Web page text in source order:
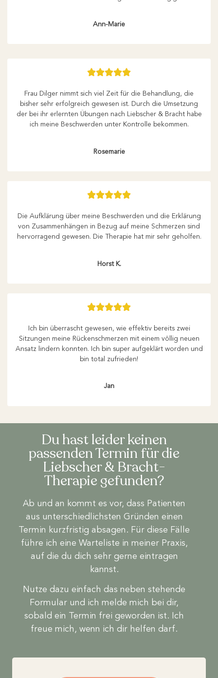
Ann-Marie

Frau Dilger nimmt sich viel Zeit für die Behandlung, die
bisher sehr erfolgreich gewesen ist. Durch die Umsetzung
der bei ihr erlernten Übungen nach Liebscher & Bracht habe
ich meine Beschwerden unter Kontrolle bekommen.
Rosemarie

Die Aufklärung über meine Beschwerden und die Erklärung
von Zusammenhängen in Bezug auf meine Schmerzen sind
hervorragend gewesen. Die Therapie hat mir sehr geholfen.
Horst K.

Ich bin überrascht gewesen, wie effektiv bereits zwei
Sitzungen meine Rückenschmerzen mit einem völlig neuen
Ansatz lindern konnten. Ich bin super aufgeklärt worden und
bin total zufrieden!
Jan
Du hast leider keinen
passenden Termin für die
Liebscher & Bracht-
Therapie gefunden?
Ab und an kommt es vor, dass Patienten
aus unterschiedlichsten Gründen einen
Termin kurzfristig absagen. Für diese Fälle
führe ich eine Warteliste in meiner Praxis,
auf die du dich sehr gerne eintragen
kannst.
Nutze dazu einfach das neben stehende
Formular und ich melde mich bei dir,
sobald ein Termin frei geworden ist. Ich
freue mich, wenn ich dir helfen darf.